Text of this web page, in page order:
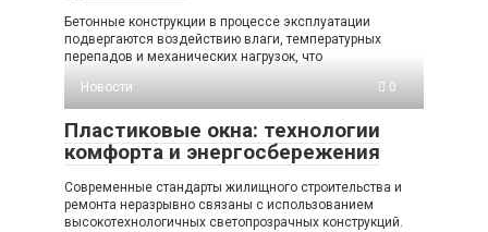
Бетонные конструкции в процессе эксплуатации
подвергаются воздействию влаги, температурных
перепадов и механических нагрузок, что
Новости
0
Пластиковые окна: технологии
комфорта и энергосбережения
Современные стандарты жилищного строительства и
ремонта неразрывно связаны с использованием
высокотехнологичных светопрозрачных конструкций.